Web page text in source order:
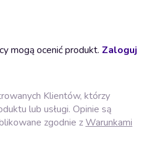
mogą ocenić produkt. Zaloguj
Klientów, którzy
lub usługi. Opinie są
zgodnie zWarunkami